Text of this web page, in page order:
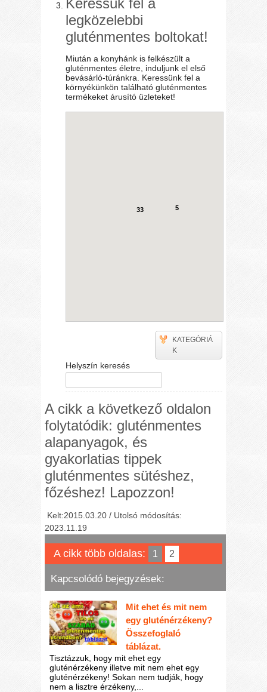
legközelebbi
gluténmentes boltokat!
Miután a konyhánk is felkészült a
gluténmentes életre, induljunk el első
bevásárló-túránkra. Keressünk fel a
környékünkön található gluténmentes
termékeket árusító üzleteket!
33 5
KATEGÓRIÁ
K
Helyszín keresés
A cikk a következő oldalon
folytatódik: gluténmentes
alapanyagok, és
gyakorlatias tippek
gluténmentes sütéshez,
főzéshez! Lapozzon!
Kelt:2015.03.20 / Utolsó módosítás:
2023.11.19
A cikk több oldalas: 1 2
Kapcsolódó bejegyzések:
Mit ehet és mit nem
egy gluténérzékeny?
Összefoglaló
táblázat.
Tisztázzuk, hogy mit ehet egy
gluténérzékeny illetve mit nem ehet egy
gluténérzékeny! Sokan nem tudják, hogy
nem a lisztre érzékeny,...